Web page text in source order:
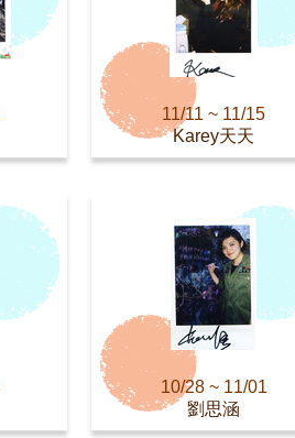
11/11 ~ 11/15
Karey天天
10/28 ~ 11/01
劉思涵